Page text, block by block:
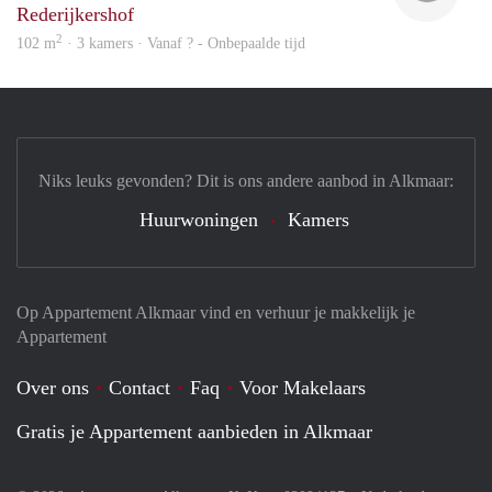
Rederijkershof
102 m2 · 3 kamers · Vanaf ? - Onbepaalde tijd
Op Appartement Alkmaar vind en verhuur je makkelijk je
Appartement
Over ons Contact Faq
Voor Makelaars
Gratis je Appartement aanbieden in Alkmaar
Niks leuks gevonden? Dit is ons andere aanbod in Alkmaar:
Huurwoningen Kamers